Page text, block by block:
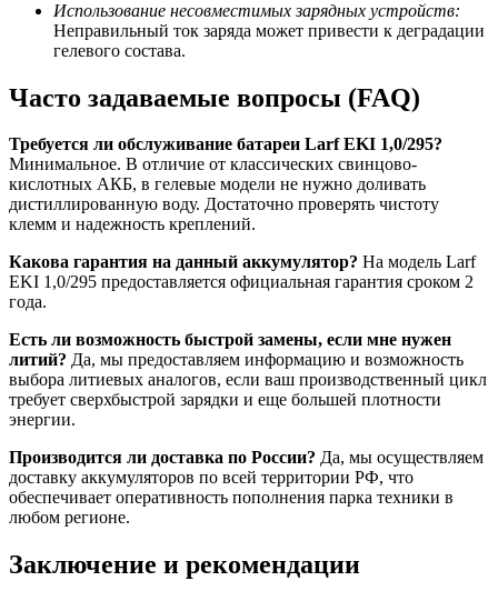
Использование несовместимых зарядных устройств:
Неправильный ток заряда может привести к деградации
гелевого состава.
Часто задаваемые вопросы (FAQ)
Требуется ли обслуживание батареи Larf EKI 1,0/295?
Минимальное. В отличие от классических свинцово-
кислотных АКБ, в гелевые модели не нужно доливать
дистиллированную воду. Достаточно проверять чистоту
клемм и надежность креплений.
Какова гарантия на данный аккумулятор? На модель Larf
EKI 1,0/295 предоставляется официальная гарантия сроком 2
года.
Есть ли возможность быстрой замены, если мне нужен
литий? Да, мы предоставляем информацию и возможность
выбора литиевых аналогов, если ваш производственный цикл
требует сверхбыстрой зарядки и еще большей плотности
энергии.
Производится ли доставка по России? Да, мы осуществляем
доставку аккумуляторов по всей территории РФ, что
обеспечивает оперативность пополнения парка техники в
любом регионе.
Заключение и рекомендации